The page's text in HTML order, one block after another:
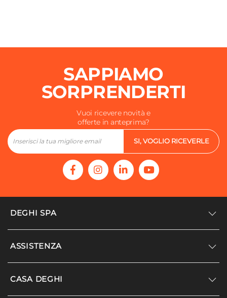
SAPPIAMO
SORPRENDERTI
Vuoi ricevere novità e
offerte in anteprima?
SI, VOGLIO RICEVERLE
DEGHI SPA
Accedi/Registrati
ASSISTENZA
Supporto
CASA DEGHI